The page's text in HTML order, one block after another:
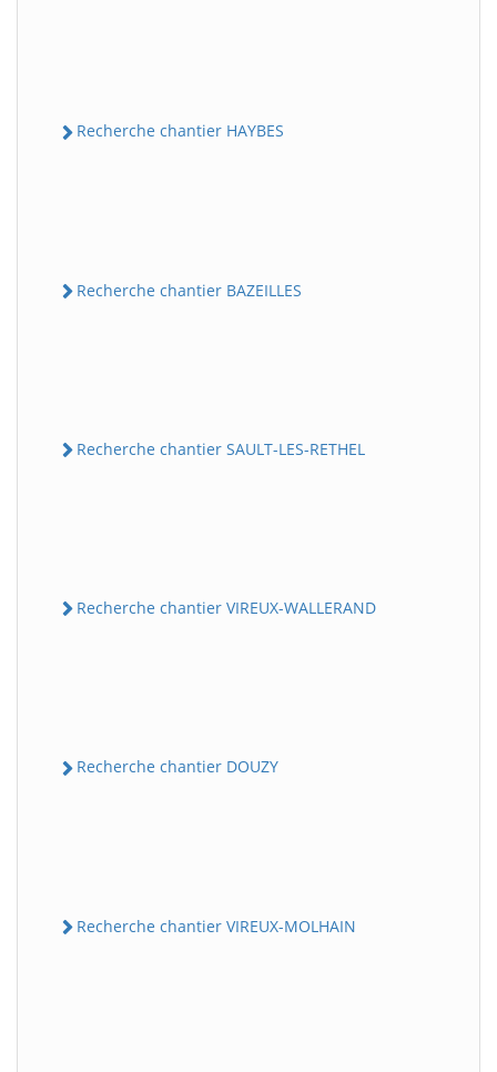
Recherche chantier HAYBES
Recherche chantier BAZEILLES
Recherche chantier SAULT-LES-RETHEL
Recherche chantier VIREUX-WALLERAND
Recherche chantier DOUZY
Recherche chantier VIREUX-MOLHAIN